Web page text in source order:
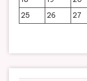
25
26 27